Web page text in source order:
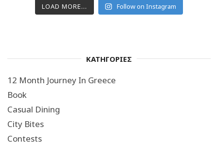
LOAD MORE... Follow on Instagram
ΚΑΤΗΓΟΡΙΕΣ
12 Month Journey In Greece
Book
Casual Dining
City Bites
Contests